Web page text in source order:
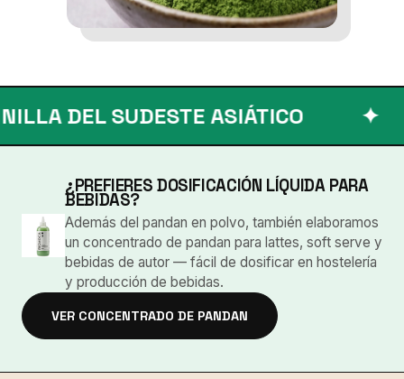
SUDESTE ASIÁTICO ✦
¿PREFIERES DOSIFICACIÓN LÍQUIDA PARA
BEBIDAS?
Además del pandan en polvo, también elaboramos
un concentrado de pandan para lattes, soft serve y
bebidas de autor — fácil de dosificar en hostelería
y producción de bebidas.
VER CONCENTRADO DE PANDAN